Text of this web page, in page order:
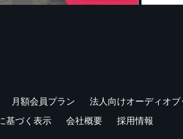
ですか。
ださい。
ね。
月額会員プラン
法人向けオーディオブ
基づく表示 会社概要 採用情報